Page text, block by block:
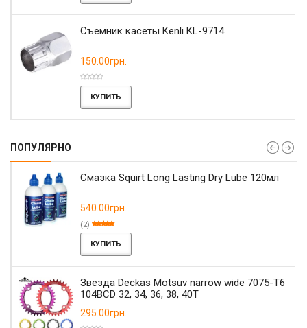
Съемник касеты Kenli KL-9714
150.00грн.
КУПИТЬ
ПОПУЛЯРНО
Смазка Squirt Long Lasting Dry Lube 120мл
540.00грн.
(2)
КУПИТЬ
Звезда Deckas Motsuv narrow wide 7075-T6
104BCD 32, 34, 36, 38, 40T
295.00грн.